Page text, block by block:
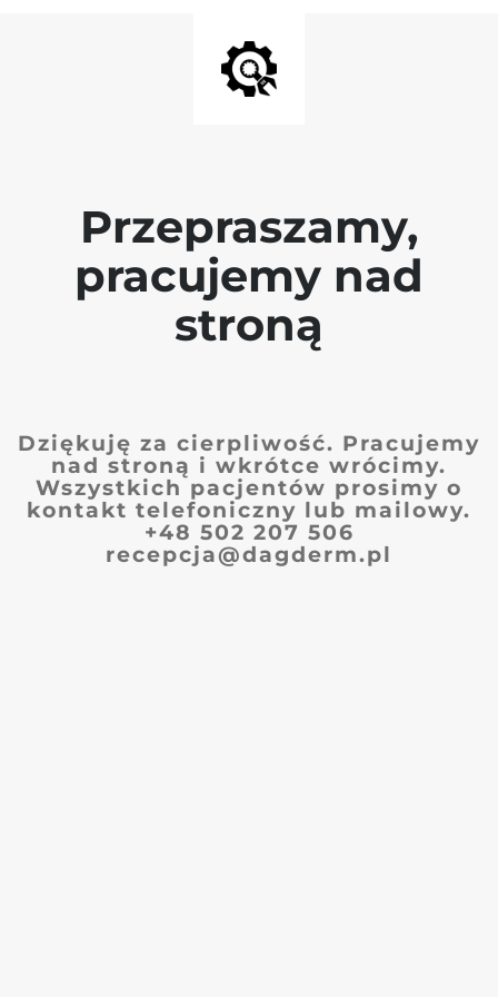
Przepraszamy,
pracujemy nad
stroną
Dziękuję za cierpliwość. Pracujemy
nad stroną i wkrótce wrócimy.
Wszystkich pacjentów prosimy o
kontakt telefoniczny lub mailowy.
+48 502 207 506
recepcja@dagderm.pl